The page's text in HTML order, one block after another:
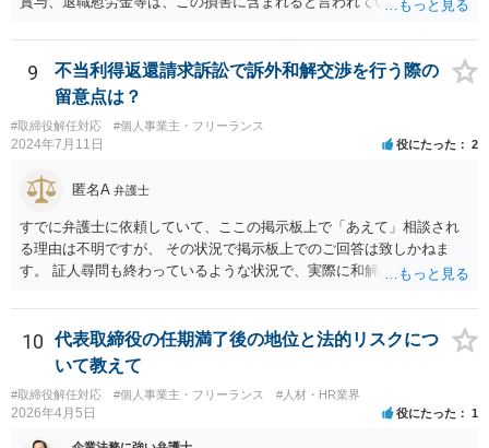
質の金員と判断されれば、損害に含まれる可能性があります。 慰謝料
や弁護士費用については、これらの損害に含まれないと述べる裁判例
もありますが、含まれるとする見解もあり、争いがあるところです
（なお、含まれないとしても、民法の不法行為などの別の法律構成で
賠償請求される可能性もあります）。」 → このように、法律構成の工
夫等次第では、慰謝料請求の余地もあるのですが、あなたのケースで
は、不法行為構成で請求しようとすると、３年の消滅時効の壁に阻ま
れるリスクがあるため、慰謝料請求までは難しいかもしれません。
損害のメイン部分は役員報酬の部分かと思われます。会社法第３３９
条２項の損害賠償責任の法的性質について、法律により設けられた特
別の責任（法定責任）と解する立場であっても、時効期間の観点から
は、早めに請求行動を試みる等の対策を講じておくべきかと思いま
す。 この掲示板での私からの回答はこれで終わりにさせていただぎ
す。より詳しくは、証拠を持参の上、法律事務所に赴いて弁護士に直
接相談•依頼してみることをご検討下さい。
9
不当利得返還請求訴訟で訴外和解交渉を行う際の
留意点は？
#取締役解任対応 #個人事業主・フリーランス
2024年7月11日 役にたった 2
匿名A 弁護士
すでに弁護士に依頼していて、ここの掲示板上で「あえて」相談され
る理由は不明ですが、 その状況で掲示板上でのご回答は致しかねま
す。 証人尋問も終わっているような状況で、実際に和解のお話も進ん
えになられたい理由、原告側の温度感、裁判の流れ、判決となったと
きの見通しなどの事情を排除して、和解に関する要求の妥当性を部分
的にのみ責任を持って判断することはできません。 セカンドオピニオ
ンをご希望であれば、掲示板上で漠然と質問されるよりも、 実際に訴
訟に関する資料や経緯を踏まえて、直接弁護士事務所にてご相談され
る方が良いかと思います。
10
代表取締役の任期満了後の地位と法的リスクにつ
いて教えて
#取締役解任対応 #個人事業主・フリーランス #人材・HR業界
2026年4月5日 役にたった 1